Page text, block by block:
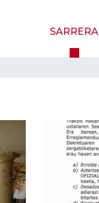
SARRERA